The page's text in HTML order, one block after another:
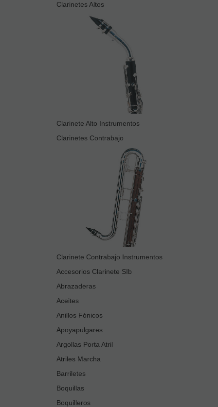
Clarinetes Altos
Clarinete Alto Instrumentos
Clarinetes Contrabajo
Clarinete Contrabajo Instrumentos
Accesorios Clarinete SIb
Abrazaderas
Aceites
Anillos Fónicos
Apoyapulgares
Argollas Porta Atril
Atriles Marcha
Barriletes
Boquillas
Boquilleros